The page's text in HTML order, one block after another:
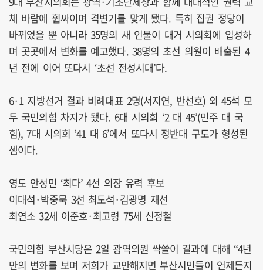
체 바람에 휩싸이며 격변기를 맞게 됐다. 특히 집권 정당이
바뀌었을 뿐 아니라 35명의 새 인물이 대거 시의회에 입성하
며 곳곳에서 변화를 예고했다. 38명의 초선 의원이 배출된 4
년 전에 이어 또다시 ‘초선 전성시대’다.
6·1 지방선거 결과 비례대표 2명(서지연, 반선호) 외 45석 모
두 국민의힘 차지가 됐다. 6대 시의회 ‘2 대 45’(민주 대 국
힘), 7대 시의회 ‘41 대 6’에서 또다시 정반대 구도가 형성된
셈이다.
영도 안성민 ‘최다’ 4선 의장 유력 후보
이대석·박중묵 3선 최도석·김광명 재선
최연소 32세 이준호·최고령 75세 신정철
국민의힘 부산시당은 2일 광역의원 싹쓸이 결과에 대해 “4년
만의 변화를 보며 저희가 교만해지면 부산시민들이 언제든지